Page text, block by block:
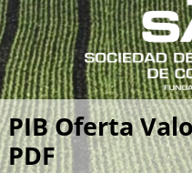
Eventos
PIB Oferta
PDF